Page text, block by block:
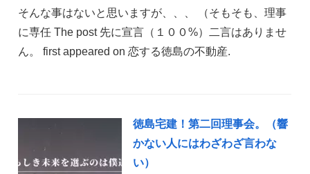
そんな事はないと思いますが、、、 （そもそも、理事
に専任 The post 先に宣言（１００%）二言はありませ
ん。 first appeared on 恋する徳島の不動産.
徳島宅建！第二回理事会。（響
かない人にはわざわざ言わな
い）